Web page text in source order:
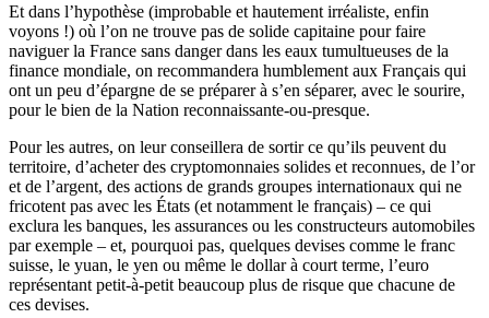
Et dans l’hypothèse (improbable et hautement irréaliste, enfin
voyons !) où l’on ne trouve pas de solide capitaine pour faire
naviguer la France sans danger dans les eaux tumultueuses de la
finance mondiale, on recommandera humblement aux Français qui
ont un peu d’épargne de se préparer à s’en séparer, avec le sourire,
pour le bien de la Nation reconnaissante-ou-presque.
Pour les autres, on leur conseillera de sortir ce qu’ils peuvent du
territoire, d’acheter des cryptomonnaies solides et reconnues, de l’or
et de l’argent, des actions de grands groupes internationaux qui ne
fricotent pas avec les États (et notamment le français) – ce qui
exclura les banques, les assurances ou les constructeurs automobiles
par exemple – et, pourquoi pas, quelques devises comme le franc
suisse, le yuan, le yen ou même le dollar à court terme, l’euro
représentant petit-à-petit beaucoup plus de risque que chacune de
ces devises.